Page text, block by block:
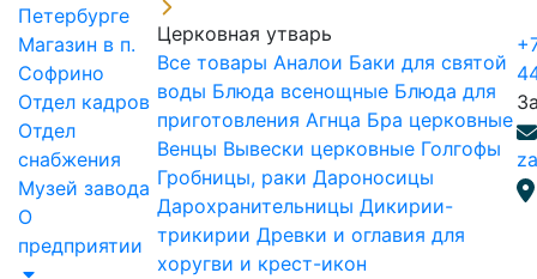
Петербурге
Магазин в п.
Софрино
Отдел кадров
Отдел
снабжения
Музей завода
О
предприятии
Церковная утварь
Все товары Аналои Баки для святой
воды Блюда всенощные Блюда для
приготовления Агнца Бра церковные
Венцы Вывески церковные Голгофы
Гробницы, раки Дароносицы
Дарохранительницы Дикирии-
трикирии Древки и оглавия для
хоругви и крест-икон